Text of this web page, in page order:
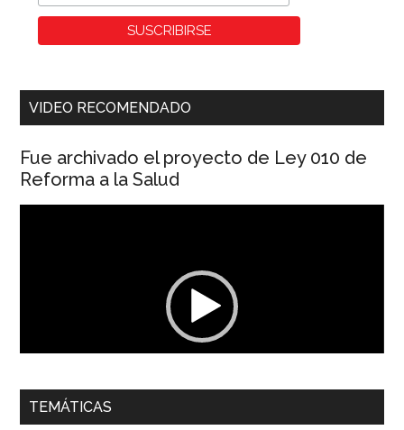
VIDEO RECOMENDADO
Fue archivado el proyecto de Ley 010 de
Reforma a la Salud
00:00 01:04
Dra. Carolina Corcho Mejía,Presidenta Corporación
TEMÁTICAS